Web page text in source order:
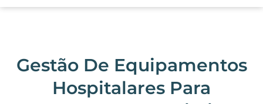
Gestão De Equipamentos
Hospitalares Para